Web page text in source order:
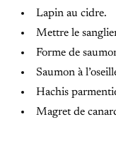
Lapin au cidre.
Mettre le
Forme de
Saumon à
Hachis
Magret de